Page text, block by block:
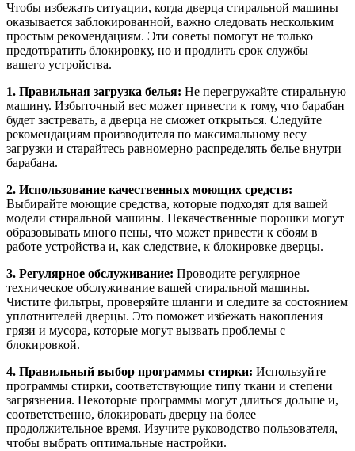
Чтобы избежать ситуации, когда дверца стиральной машины
оказывается заблокированной, важно следовать нескольким
простым рекомендациям. Эти советы помогут не только
предотвратить блокировку, но и продлить срок службы
вашего устройства.
1. Правильная загрузка белья: Не перегружайте стиральную
машину. Избыточный вес может привести к тому, что барабан
будет застревать, а дверца не сможет открыться. Следуйте
рекомендациям производителя по максимальному весу
загрузки и старайтесь равномерно распределять белье внутри
барабана.
2. Использование качественных моющих средств:
Выбирайте моющие средства, которые подходят для вашей
модели стиральной машины. Некачественные порошки могут
образовывать много пены, что может привести к сбоям в
работе устройства и, как следствие, к блокировке дверцы.
3. Регулярное обслуживание: Проводите регулярное
техническое обслуживание вашей стиральной машины.
Чистите фильтры, проверяйте шланги и следите за состоянием
уплотнителей дверцы. Это поможет избежать накопления
грязи и мусора, которые могут вызвать проблемы с
блокировкой.
4. Правильный выбор программы стирки: Используйте
программы стирки, соответствующие типу ткани и степени
загрязнения. Некоторые программы могут длиться дольше и,
соответственно, блокировать дверцу на более
продолжительное время. Изучите руководство пользователя,
чтобы выбрать оптимальные настройки.